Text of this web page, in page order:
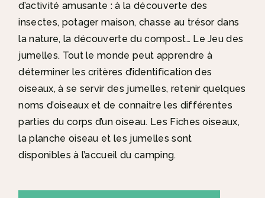
d’activité amusante : à la découverte des
insectes, potager maison, chasse au trésor dans
la nature, la découverte du compost… Le Jeu des
jumelles. Tout le monde peut apprendre à
déterminer les critères d’identification des
oiseaux, à se servir des jumelles, retenir quelques
noms d’oiseaux et de connaitre les différentes
parties du corps d’un oiseau. Les Fiches oiseaux,
la planche oiseau et les jumelles sont
disponibles à l’accueil du camping.